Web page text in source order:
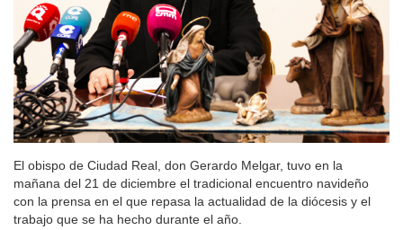
El obispo de Ciudad Real, don Gerardo Melgar, tuvo en la
mañana del 21 de diciembre el tradicional encuentro navideño
con la prensa en el que repasa la actualidad de la diócesis y el
trabajo que se ha hecho durante el año.